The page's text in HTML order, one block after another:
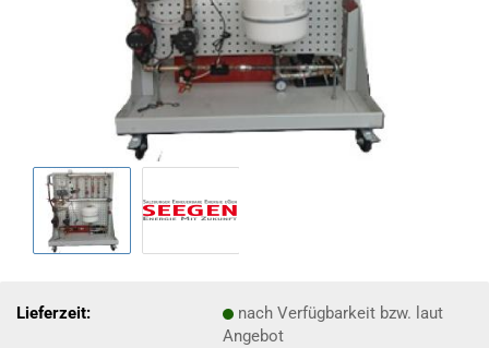
Lieferzeit:
nach Verfügbarkeit bzw. laut
Angebot